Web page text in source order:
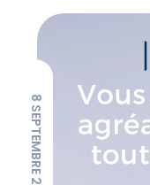
8 SEPTEMBRE 2022